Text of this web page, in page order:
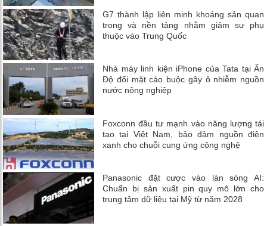
G7 thành lập liên minh khoáng sản quan
trọng và nền tảng nhằm giảm sự phụ
thuộc vào Trung Quốc
Nhà máy linh kiện iPhone của Tata tại Ấn
Độ đối mặt cáo buộc gây ô nhiễm nguồn
nước nông nghiệp
Foxconn đầu tư mạnh vào năng lượng tái
tạo tại Việt Nam, bảo đảm nguồn điện
xanh cho chuỗi cung ứng công nghệ
Panasonic đặt cược vào làn sóng AI:
Chuẩn bị sản xuất pin quy mô lớn cho
trung tâm dữ liệu tại Mỹ từ năm 2028